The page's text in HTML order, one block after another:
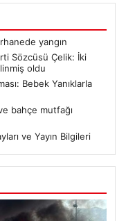
yangın
Sözcüsü Çelik: İki
oldu
Bebek Yanıklarla
bahçe mutfağı
ve Yayın Bilgileri